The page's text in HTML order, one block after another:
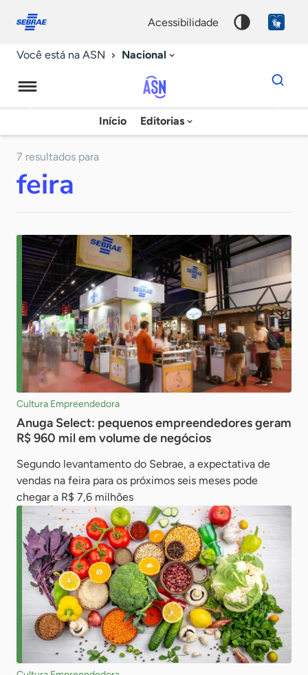
conosco
acessibilidade
Você está na ASN Nacional
Agência
Sebrae
Início Editorias
Dados
para
chave
7 resultados para
feira
Cultura Empreendedora
Anuga Select: pequenos empreendedores geram
R$ 960 mil em volume de negócios
Segundo levantamento do Sebrae, a expectativa de
vendas na feira para os próximos seis meses pode
chegar a R$ 7,6 milhões